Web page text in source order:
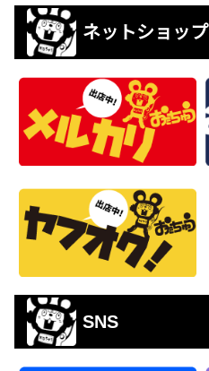
ネットショップ
SNS